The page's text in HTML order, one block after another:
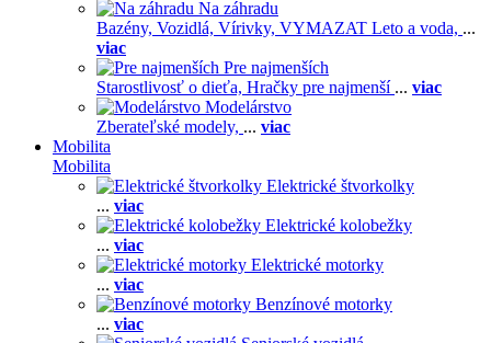
Na záhradu
Bazény, Vozidlá, Vírivky, VYMAZAT Leto a voda, ...
viac
Pre najmenších
Starostlivosť o dieťa, Hračky pre najmenší ... viac
Modelárstvo
Zberateľské modely, ... viac
Mobilita
Mobilita
Elektrické štvorkolky
... viac
Elektrické kolobežky
... viac
Elektrické motorky
... viac
Benzínové motorky
... viac